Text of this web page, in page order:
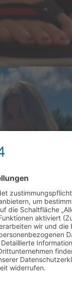
Impressum
Datenschutz
Facebook
Instagram
Partner: